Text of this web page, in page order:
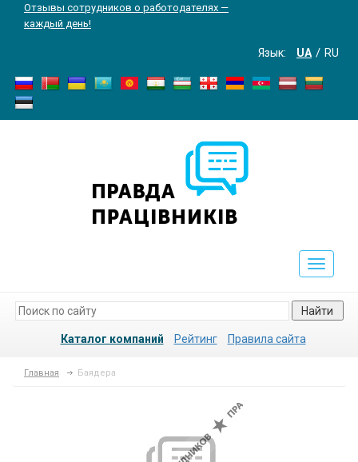
Отзывы сотрудников о работодателях —
каждый день!
Язык: UA RU
Toggle
Найти
Каталог компаний Рейтинг Правила сайта
Главная Баядера